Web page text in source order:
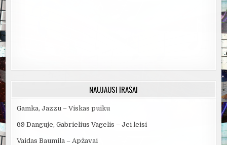
NAUJAUSI ĮRAŠAI
Gamka, Jazzu – Viskas puiku
69 Danguje, Gabrielius Vagelis – Jei leisi
Vaidas Baumila – Apžavai